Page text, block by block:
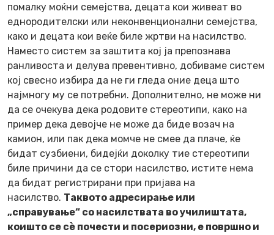
помалку моќни семејства, децата кои живеат во
еднородителски или неконвенционални семејства,
како и децата кои веќе биле жртви на насилство.
Наместо систем за заштита кој ја препознава
ранливоста и делува превентивно, добиваме систем
кој свесно избира да не ги гледа оние деца што
најмногу му се потребни. Дополнително, не може ни
да се очекува дека родовите стереотипи, како на
пример дека девојче не може да биде возач на
камион, или пак дека момче не смее да плаче, ќе
бидат сузбиени, бидејќи доколку тие стереотипи
биле причини да се стори насилство, истите нема
да бидат регистрирани при пријава на
насилство. Таквото адресирање или
„справување“ со насилствата во училиштата,
коишто се сè почести и посериозни, е површно и